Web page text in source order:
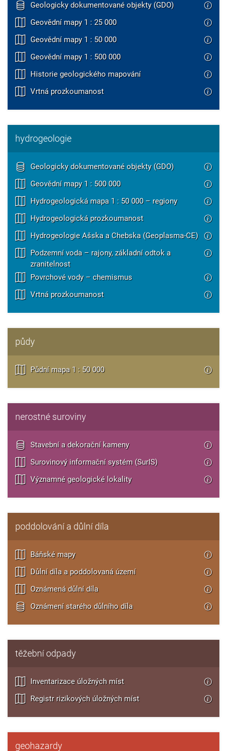
Geologicky dokumentované objekty (GDO)
Geovědní mapy 1 : 25 000
Geovědní mapy 1 : 50 000
Geovědní mapy 1 : 500 000
Historie geologického mapování
Vrtná prozkoumanost
hydrogeologie
Geologicky dokumentované objekty (GDO)
Geovědní mapy 1 : 500 000
Hydrogeologická mapa 1 : 50 000 – regiony
Hydrogeologická prozkoumanost
Hydrogeologie Ašska a Chebska (Geoplasma-CE)
Podzemní voda – rajony, základní odtok a
zranitelnost
Povrchové vody – chemismus
Vrtná prozkoumanost
půdy
Půdní mapa 1 : 50 000
nerostné suroviny
Stavební a dekorační kameny
Surovinový informační systém (SurIS)
Významné geologické lokality
poddolování a důlní díla
Báňské mapy
Důlní díla a poddolovaná území
Oznámená důlní díla
Oznámení starého důlního díla
těžební odpady
Inventarizace úložných míst
Registr rizikových úložných míst
geohazardy